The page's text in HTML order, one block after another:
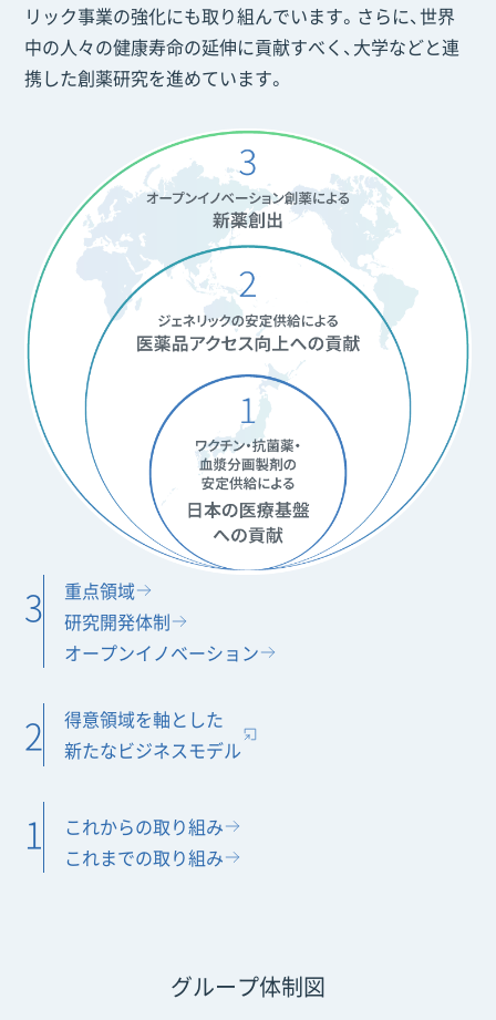
リック事業の強化にも取り組んでいます。さらに、世界
中の人々の健康寿命の延伸に貢献すべく、大学などと連
携した創薬研究を進めています。
3
重点領域
研究開発体制
オープンイノベーション
2
得意領域を軸とした
新たなビジネスモデル
1
これからの取り組み
これまでの取り組み
グループ体制図